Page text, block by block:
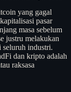
yang gagal
pasar
masa sebelum
justru melakukan
seluruh industri.
dan kripto adalah
raksasa